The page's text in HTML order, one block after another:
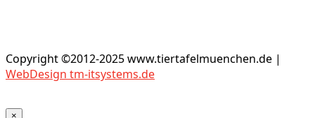
Copyright ©2012-2025 www.tiertafelmuenchen.de |
WebDesign tm-itsystems.de
×